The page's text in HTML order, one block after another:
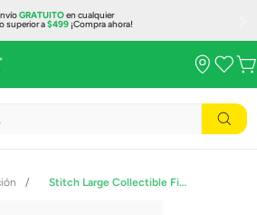
GRATUITOen cualquier
superior a$499¡Compra ahora!
Stitch Large Collectible Figure Asst Booblehead